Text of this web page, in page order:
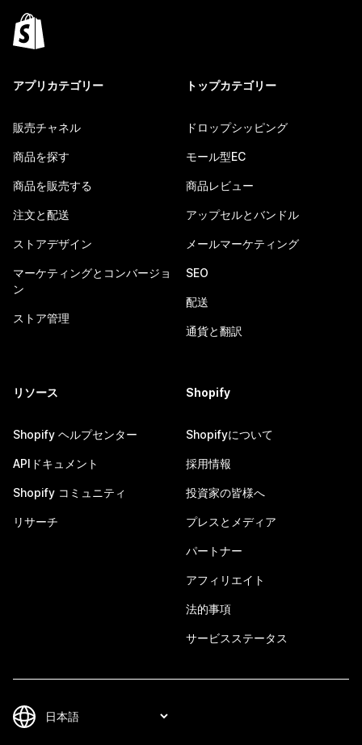
アプリカテゴリー
販売チャネル
商品を探す
商品を販売する
注文と配送
ストアデザイン
マーケティングとコンバージョ
ン
ストア管理
トップカテゴリー
ドロップシッピング
モール型EC
商品レビュー
アップセルとバンドル
メールマーケティング
SEO
配送
通貨と翻訳
リソース
Shopify ヘルプセンター
APIドキュメント
Shopify コミュニティ
リサーチ
Shopify
Shopifyについて
採用情報
投資家の皆様へ
プレスとメディア
パートナー
アフィリエイト
法的事項
サービスステータス